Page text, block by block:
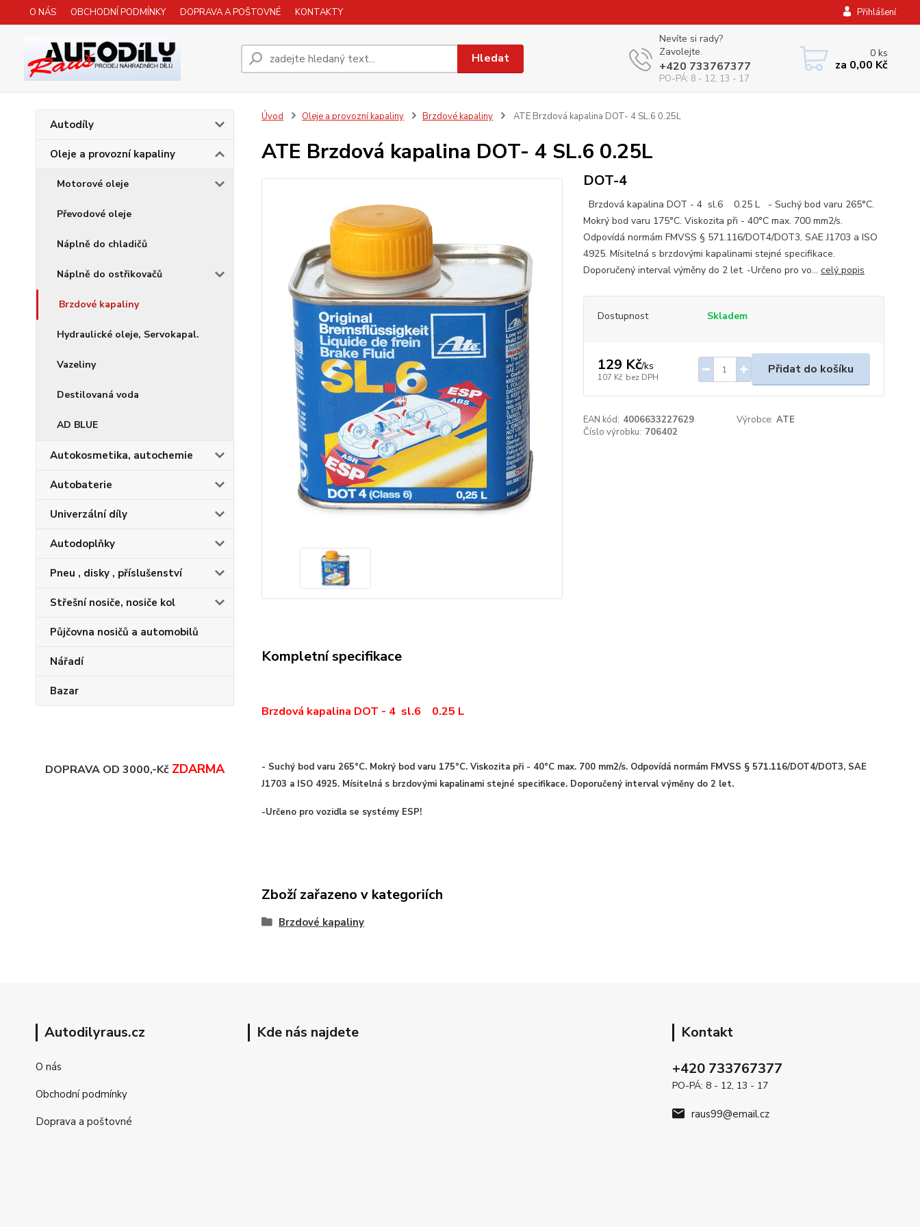
O NÁS OBCHODNÍ PODMÍNKY DOPRAVA A POŠTOVNÉ KONTAKTY Přihlášení
Hledat
Nevíte si rady?
Zavolejte.
+420 733767377
PO-PÁ: 8 - 12, 13 - 17
0 ks
za 0,00 Kč
Autodíly
Oleje a provozní kapaliny
Motorové oleje
Převodové oleje
Náplně do chladičů
Náplně do ostřikovačů
Brzdové kapaliny
Hydraulické oleje, Servokapal.
Vazeliny
Destilovaná voda
AD BLUE
Autokosmetika, autochemie
Autobaterie
Univerzální díly
Autodoplňky
Pneu , disky , příslušenství
Střešní nosiče, nosiče kol
Půjčovna nosičů a automobilů
Nářadí
Bazar
DOPRAVA OD 3000,-Kč ZDARMA
Úvod Oleje a provozní kapaliny Brzdové kapaliny ATE Brzdová kapalina DOT- 4 SL.6 0.25L
ATE Brzdová kapalina DOT- 4 SL.6 0.25L
DOT-4
Brzdová kapalina DOT - 4 sl.6 0.25 L - Suchý bod varu 265°C.
Mokrý bod varu 175°C. Viskozita při - 40°C max. 700 mm2/s.
Odpovídá normám FMVSS § 571.116/DOT4/DOT3, SAE J1703 a ISO
4925. Mísitelná s brzdovými kapalinami stejné specifikace.
Doporučený interval výměny do 2 let. -Určeno pro vo... celý popis
Dostupnost Skladem
129 Kč/ks
107 Kč bez DPH
Přidat do košíku
EAN kód: 4006633227629 Výrobce: ATE
Číslo výrobku: 706402
Kompletní specifikace
Brzdová kapalina DOT - 4 sl.6 0.25 L
- Suchý bod varu 265°C. Mokrý bod varu 175°C. Viskozita při - 40°C max. 700 mm2/s. Odpovídá normám FMVSS § 571.116/DOT4/DOT3, SAE
J1703 a ISO 4925. Mísitelná s brzdovými kapalinami stejné specifikace. Doporučený interval výměny do 2 let.
-Určeno pro vozidla se systémy ESP!
Zboží zařazeno v kategoriích
Brzdové kapaliny
Autodilyraus.cz
O nás
Obchodní podmínky
Doprava a poštovné
Kde nás najdete
Kontakt
+420 733767377
PO-PÁ: 8 - 12, 13 - 17
raus99@email.cz